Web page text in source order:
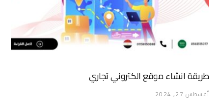
طريقة انشاء موقع الكتروني تجاري
أغسطس 27, 2024